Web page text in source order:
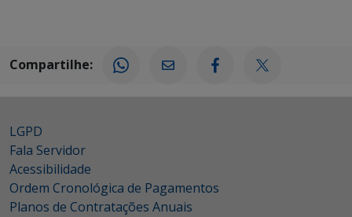
Compartilhe:
LGPD
Fala Servidor
Acessibilidade
Ordem Cronológica de Pagamentos
Planos de Contratações Anuais